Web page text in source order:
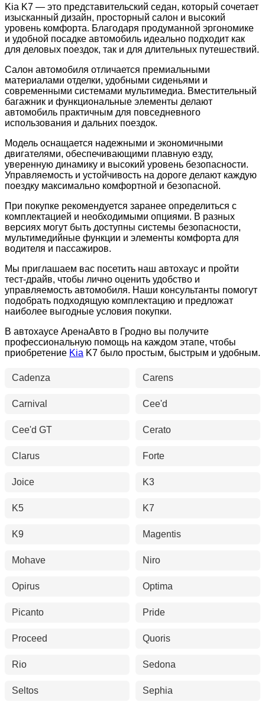
Kia K7 — это представительский седан, который сочетает
изысканный дизайн, просторный салон и высокий
уровень комфорта. Благодаря продуманной эргономике
и удобной посадке автомобиль идеально подходит как
для деловых поездок, так и для длительных путешествий.
Салон автомобиля отличается премиальными
материалами отделки, удобными сиденьями и
современными системами мультимедиа. Вместительный
багажник и функциональные элементы делают
автомобиль практичным для повседневного
использования и дальних поездок.
Модель оснащается надежными и экономичными
двигателями, обеспечивающими плавную езду,
уверенную динамику и высокий уровень безопасности.
Управляемость и устойчивость на дороге делают каждую
поездку максимально комфортной и безопасной.
При покупке рекомендуется заранее определиться с
комплектацией и необходимыми опциями. В разных
версиях могут быть доступны системы безопасности,
мультимедийные функции и элементы комфорта для
водителя и пассажиров.
Мы приглашаем вас посетить наш автохаус и пройти
тест-драйв, чтобы лично оценить удобство и
управляемость автомобиля. Наши консультанты помогут
подобрать подходящую комплектацию и предложат
наиболее выгодные условия покупки.
В автохаусе АренаАвто в Гродно вы получите
профессиональную помощь на каждом этапе, чтобы
приобретение Kia K7 было простым, быстрым и удобным.
Cadenza Carens
Carnival Cee'd
Cee'd GT Cerato
Clarus Forte
Joice K3
K5 K7
K9 Magentis
Mohave Niro
Opirus Optima
Picanto Pride
Proceed Quoris
Rio Sedona
Seltos Sephia